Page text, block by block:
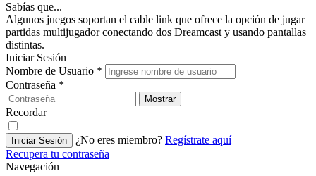
Sabías que...
Algunos juegos soportan el cable link que ofrece la opción de jugar
partidas multijugador conectando dos Dreamcast y usando pantallas
distintas.
Iniciar Sesión
Nombre de Usuario *
Contraseña *
Mostrar
Recordar
Iniciar Sesión ¿No eres miembro? Regístrate aquí
Recupera tu contraseña
Navegación